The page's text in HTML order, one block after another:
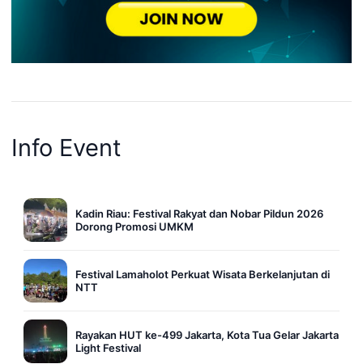
Info Event
Kadin Riau: Festival Rakyat dan Nobar Pildun 2026
Dorong Promosi UMKM
Festival Lamaholot Perkuat Wisata Berkelanjutan di
NTT
Rayakan HUT ke-499 Jakarta, Kota Tua Gelar Jakarta
Light Festival